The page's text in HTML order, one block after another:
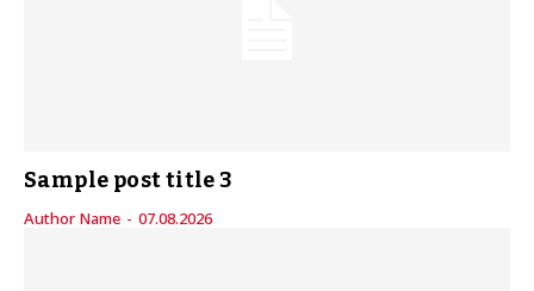
Sample post title 3
Author Name - 07.08.2026